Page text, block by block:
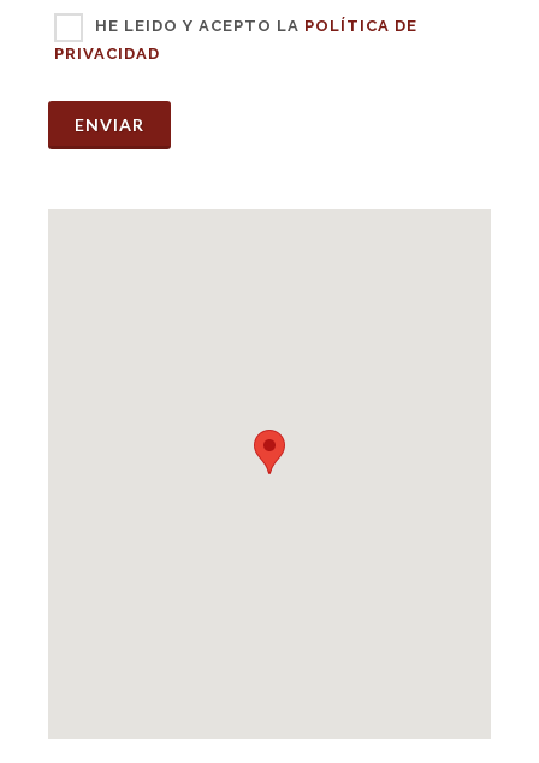
HE LEIDO Y ACEPTO LA POLÍTICA DE
PRIVACIDAD
ENVIAR